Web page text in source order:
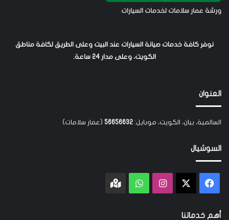
ورشة عمار سلامات لخدمات السيارات
نوفر كافة خدمات صيانة السيارات عند البيت وعلى الطريق لكافة مناطق
الكويت، وعلى مدار 24 ساعة.
العنوان
السالمية، بيان، الكويت، موبايل: 56656632 (عمار سلامات)
السوشيال
فيسبوك انستقرامواتسابGoogle
أهم خدماتنا